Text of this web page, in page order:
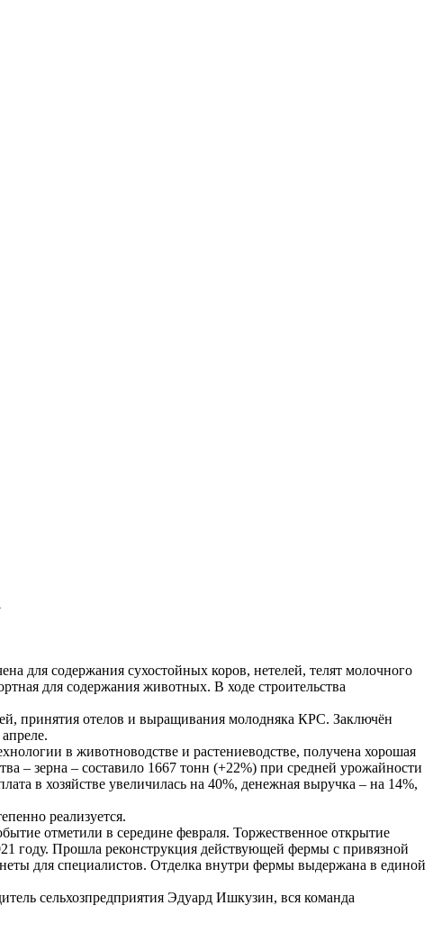
для содержания сухостойных коров, нетелей, телят молочного
для содержания животных. В ходе строительства
принятия отелов и выращивания молодняка КРС. Заключён
в животноводстве и растениеводстве, получена хорошая
– зерна – составило 1667 тонн (+22%) при средней урожайности
в хозяйстве увеличилась на 40%, денежная выручка – на 14%,
реализуется.
отметили в середине февраля. Торжественное открытие
году. Прошла реконструкция действующей фермы с привязной
для специалистов. Отделка внутри фермы выдержана в единой
сельхозпредприятия Эдуард Ишкузин, вся команда